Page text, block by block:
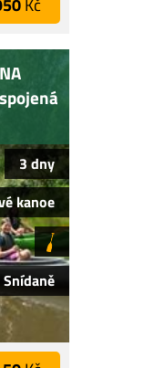
Kč
3 dny
kanoe
Snídaně